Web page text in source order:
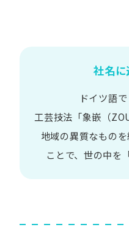
社名に
ドイツ語
工芸技法​「象嵌​（
地域の​異質な​ものを​
ことで、 世の​中を​